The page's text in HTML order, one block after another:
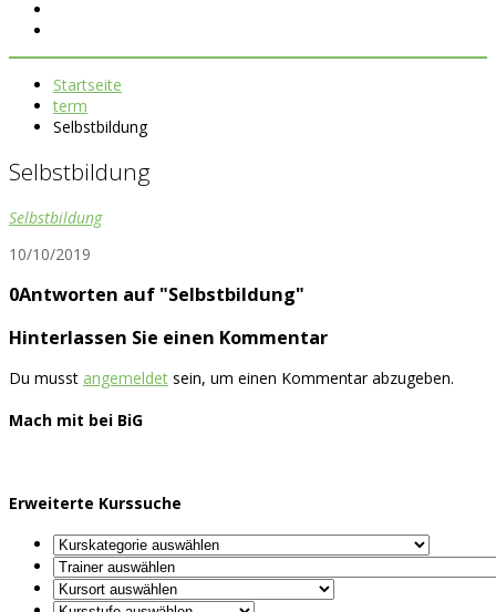
Startseite
term
Selbstbildung
Selbstbildung
Selbstbildung
10/10/2019
0Antworten auf "Selbstbildung"
Hinterlassen Sie einen Kommentar
Du musst angemeldet sein, um einen Kommentar abzugeben.
Mach mit bei BiG
Erweiterte Kurssuche